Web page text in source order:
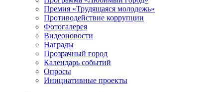
Премия «Трудящаяся молодежь»
Противодействие коррупции
Фотогалерея
Видеоновости
Награды
Прозрачный город
Календарь событий
Опросы
Инициативные проекты